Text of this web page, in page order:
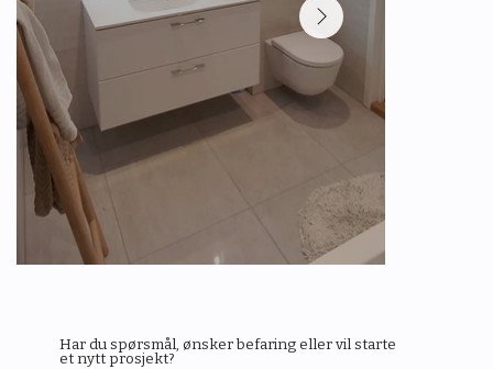
Har du spørsmål, ønsker befaring eller vil starte
et nytt prosjekt?